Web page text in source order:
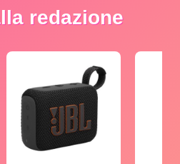
redazione